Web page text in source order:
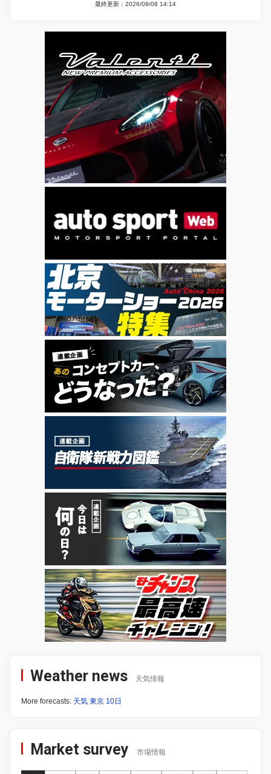
最終更新：2026/08/08 14:14
Weather news 天気情報
More forecasts: 天気 東京 10日
Market survey 市場情報